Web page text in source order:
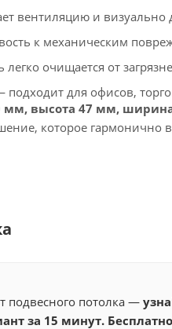
вентиляцию и визуально
к механическим
легко очищается от
для офисов,
мм, высота 47 мм,
которое гармонично
подвесного потолка —
за 15 минут.